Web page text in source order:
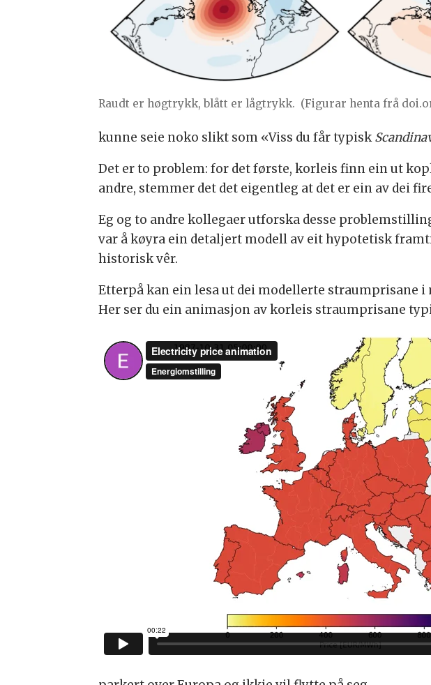
Raudt er høgtrykk, blått er lågtrykk. (Figurar henta frå
kunne seie noko slikt som «Viss du får typisk
Det er to problem: for det første, korleis finn ein ut
andre, stemmer det det eigentleg at det er ein av dei
Eg og to andre kollegaer utforska desse
var å køyra ein detaljert modell av eit hypotetisk
historisk vêr.
Etterpå kan ein lesa ut dei modellerte straumprisane
Her ser du ein animasjon av korleis straumprisane